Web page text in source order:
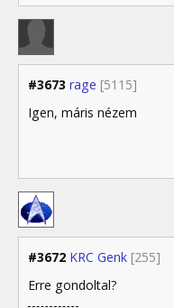
#3673 rage [5115]
Igen, máris nézem
#3672 KRC Genk [255]
Erre gondoltal?